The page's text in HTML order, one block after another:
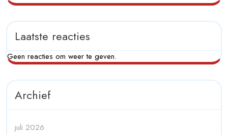
Laatste reacties
Geen reacties om weer te geven.
Archief
juli 2026